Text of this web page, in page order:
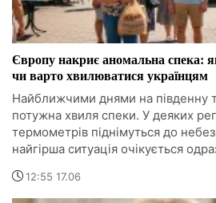
Європу накриє аномальна спека:
чи варто хвилюватися українцям
Найближчими днями на південну
потужна хвиля спеки. У деяких
термометрів піднімуться до
найгірша ситуація очікується
12:55 17.06